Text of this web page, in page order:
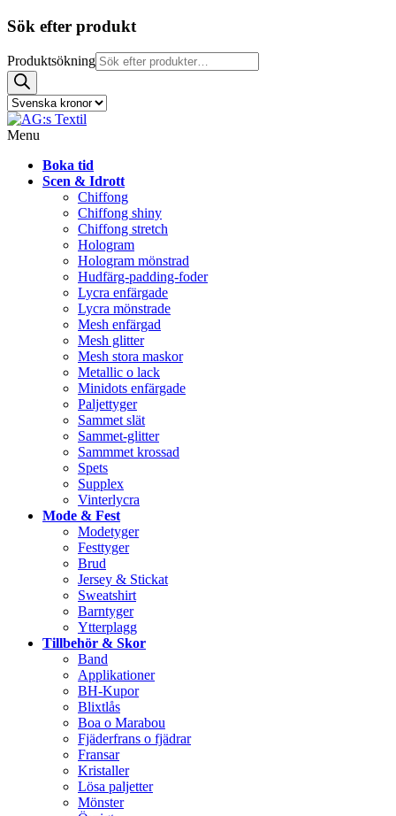
Sök efter produkt
Produktsökning
Menu
Boka tid
Scen & Idrott
Chiffong
Chiffong shiny
Chiffong stretch
Hologram
Hologram mönstrad
Hudfärg-padding-foder
Lycra enfärgade
Lycra mönstrade
Mesh enfärgad
Mesh glitter
Mesh stora maskor
Metallic o lack
Minidots enfärgade
Paljettyger
Sammet slät
Sammet-glitter
Sammmet krossad
Spets
Supplex
Vinterlycra
Mode & Fest
Modetyger
Festtyger
Brud
Jersey & Stickat
Sweatshirt
Barntyger
Ytterplagg
Tillbehör & Skor
Band
Applikationer
BH-Kupor
Blixtlås
Boa o Marabou
Fjäderfrans o fjädrar
Fransar
Kristaller
Lösa paljetter
Mönster